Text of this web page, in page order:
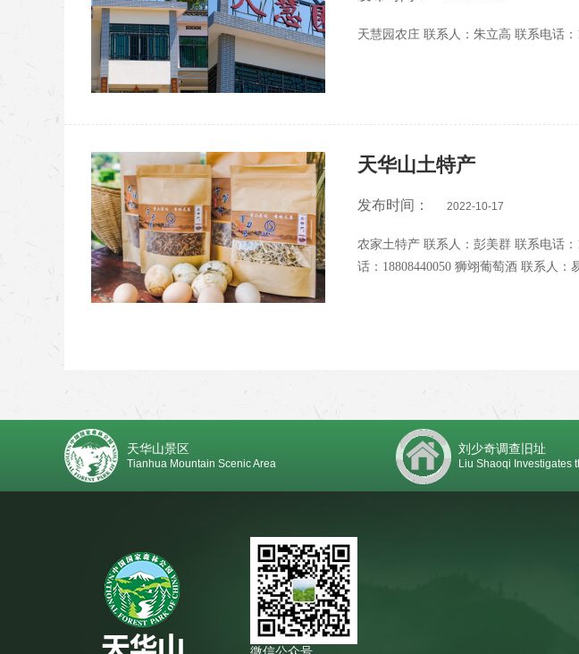
天慧园农庄 联系人：朱
天华山土特产
发布时间： 2022-10-17
农家土特产 联系人：彭美群 联系电话：17708438057 顺天蜂蜜 联系人：龙其定 联系电
话：18808440050 狮翊葡萄酒 联系人：易金萍 联系电话：13671124400 七鑫葡萄 联系
天华山景区
Tianhua Mountain Scenic Area
刘少奇调查旧址
Liu Shaoqi Investigates